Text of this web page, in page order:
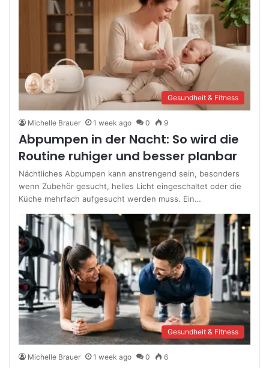
Gesundheit & Fitness
Michelle Brauer 1 week ago 0 9
Abpumpen in der Nacht: So wird die
Routine ruhiger und besser planbar
Nächtliches Abpumpen kann anstrengend sein, besonders
wenn Zubehör gesucht, helles Licht eingeschaltet oder die
Küche mehrfach aufgesucht werden muss. Ein…
Gesundheit & Fitness
Michelle Brauer 1 week ago 0 6